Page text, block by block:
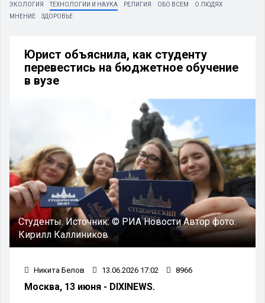
ЭКОЛОГИЯ ТЕХНОЛОГИИ И НАУКА РЕЛИГИЯ ОБО ВСЕМ
О ЛЮДЯХ
МНЕНИЕ
ЗДОРОВЬЕ
Юрист объяснила, как студенту
перевестись на бюджетное обучение
в вузе
Студенты. Источник: © РИА Новости Автор фото:
Кирилл Каллиников
Никита Белов 13.06.2026 17:02 8966
Москва, 13 июня - DIXINEWS.